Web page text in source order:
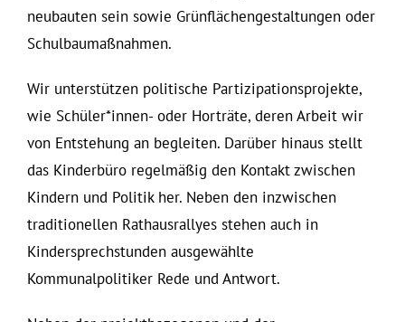
neubauten sein sowie Grünflächengestaltungen oder
Schulbaumaßnahmen.
Wir unterstützen politische Partizipationsprojekte,
wie Schüler*innen- oder Horträte, deren Arbeit wir
von Entstehung an begleiten. Darüber hinaus stellt
das Kinderbüro regelmäßig den Kontakt zwischen
Kindern und Politik her. Neben den inzwischen
traditionellen Rathausrallyes stehen auch in
Kindersprechstunden ausgewählte
Kommunalpolitiker Rede und Antwort.